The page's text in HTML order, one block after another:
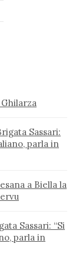
Sassari:
parla in
a Biella la
Sassari: “Si
parla in